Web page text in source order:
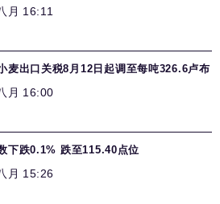
月 16:11
麦出口关税8月12日起调至每吨326.6卢布
月 16:00
下跌0.1% 跌至115.40点位
月 15:26